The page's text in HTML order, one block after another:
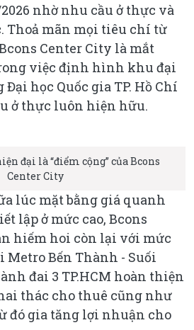
nhờ nhu cầu ở thực và
Thoả mãn mọi tiêu chí từ
Center City là mắt
việc định hình khu đại
học Quốc gia TP. Hồ Chí
ở thực luôn hiện hữu.
đại là “điểm cộng” của Bcons
Center City
lúc mặt bằng giá quanh
lập ở mức cao, Bcons
hiếm hoi còn lại với mức
Metro Bến Thành - Suối
đai 3 TP.HCM hoàn thiện
thác cho thuê cũng như
đó gia tăng lợi nhuận cho